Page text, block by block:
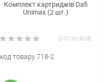
Комплект картриджів Dafi
Unimax (2 шт.)
0 отзывов
код товару 718-2